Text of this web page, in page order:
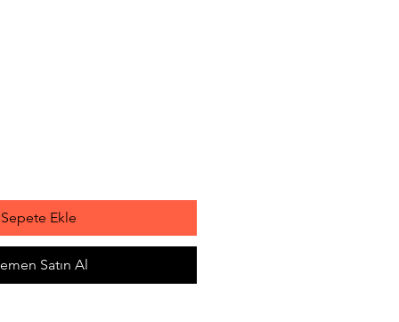
Sepete Ekle
Satın Al